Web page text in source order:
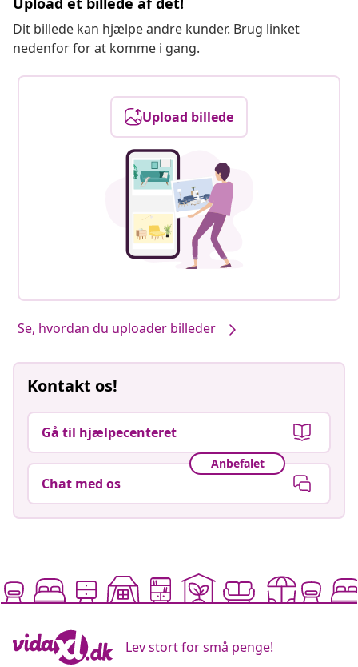
Dit billede kan hjælpe andre kunder. Brug linket
nedenfor for at komme i gang.
Upload billede
Se, hvordan du uploader billeder
Kontakt os!
Gå til hjælpecenteret
Anbefalet
Chat med os
Lev stort for små penge!